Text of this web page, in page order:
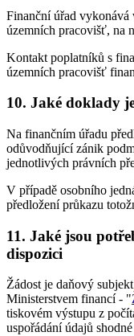
Finanční úřad vykonává
územních pracovišť, na
Kontakt poplatníků s
územních pracovišť
10. Jaké doklady
Na finančním úřadu
odůvodňující zánik
jednotlivých právních
V případě osobního
předložení průkazu
11. Jaké jsou
dispozici
Žádost je daňový
Ministerstvem financí - "
tiskovém výstupu z
uspořádání údajů